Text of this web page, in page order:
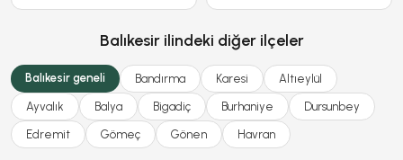
Balıkesir ilindeki diğer ilçeler
Balıkesir geneli Bandırma Karesi Altıeylül
Ayvalık Balya Bigadiç Burhaniye Dursunbey
Edremit Gömeç Gönen Havran